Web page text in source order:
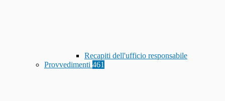
Recapiti dell'ufficio responsabile
Provvedimenti 461